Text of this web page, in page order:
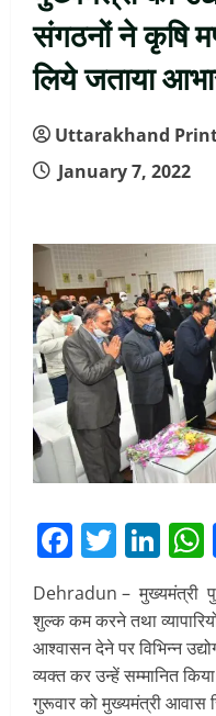
संगठनों ने कृषि
लिये जताया
Uttarakhand
January 7, 2022
Dehradun – मुख्यमंत्री
शुल्क कम करने तथा
आश्वासन देने पर विभिन्न
व्यक्त कर उन्हें सम्मानित
गुरूवार को मुख्यमंत्री